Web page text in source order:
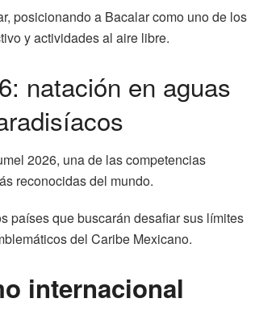
posicionando a Bacalar como uno de los
y actividades al aire libre.
natación en aguas
2026, una de las competencias
reconocidas del mundo.
países que buscarán desafiar sus límites
del Caribe Mexicano.
internacional